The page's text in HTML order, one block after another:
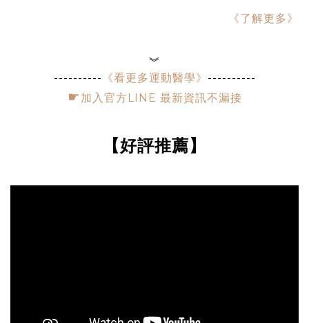
《了解更多》
︾
---------- 《看更多運動醫學》 ----------
☛加入官方LINE 最新資訊不漏接
【好評推薦】